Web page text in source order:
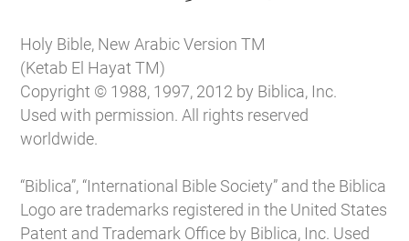
Holy Bible, New Arabic Version TM
(Ketab El Hayat TM)
Copyright © 1988, 1997, 2012 by Biblica, Inc.
Used with permission. All rights reserved
worldwide.
“Biblica”, “International Bible Society” and the Biblica
Logo are trademarks registered in the United States
Patent and Trademark Office by Biblica, Inc. Used